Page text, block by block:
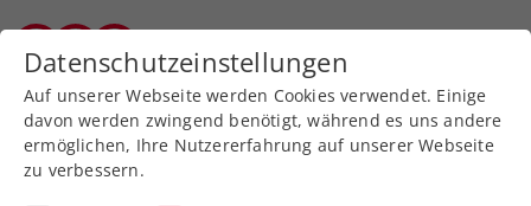
Zurück zur Newsübersicht
Turniere
Datenschutzeinstellungen
Auf unserer Webseite werden Cookies verwendet. Einige
davon werden zwingend benötigt, während es uns andere
ermöglichen, Ihre Nutzererfahrung auf unserer Webseite
zu verbessern.